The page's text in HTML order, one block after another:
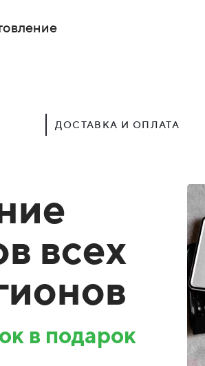
ДОСТАВКА И ОПЛАТА
всех
в подарок